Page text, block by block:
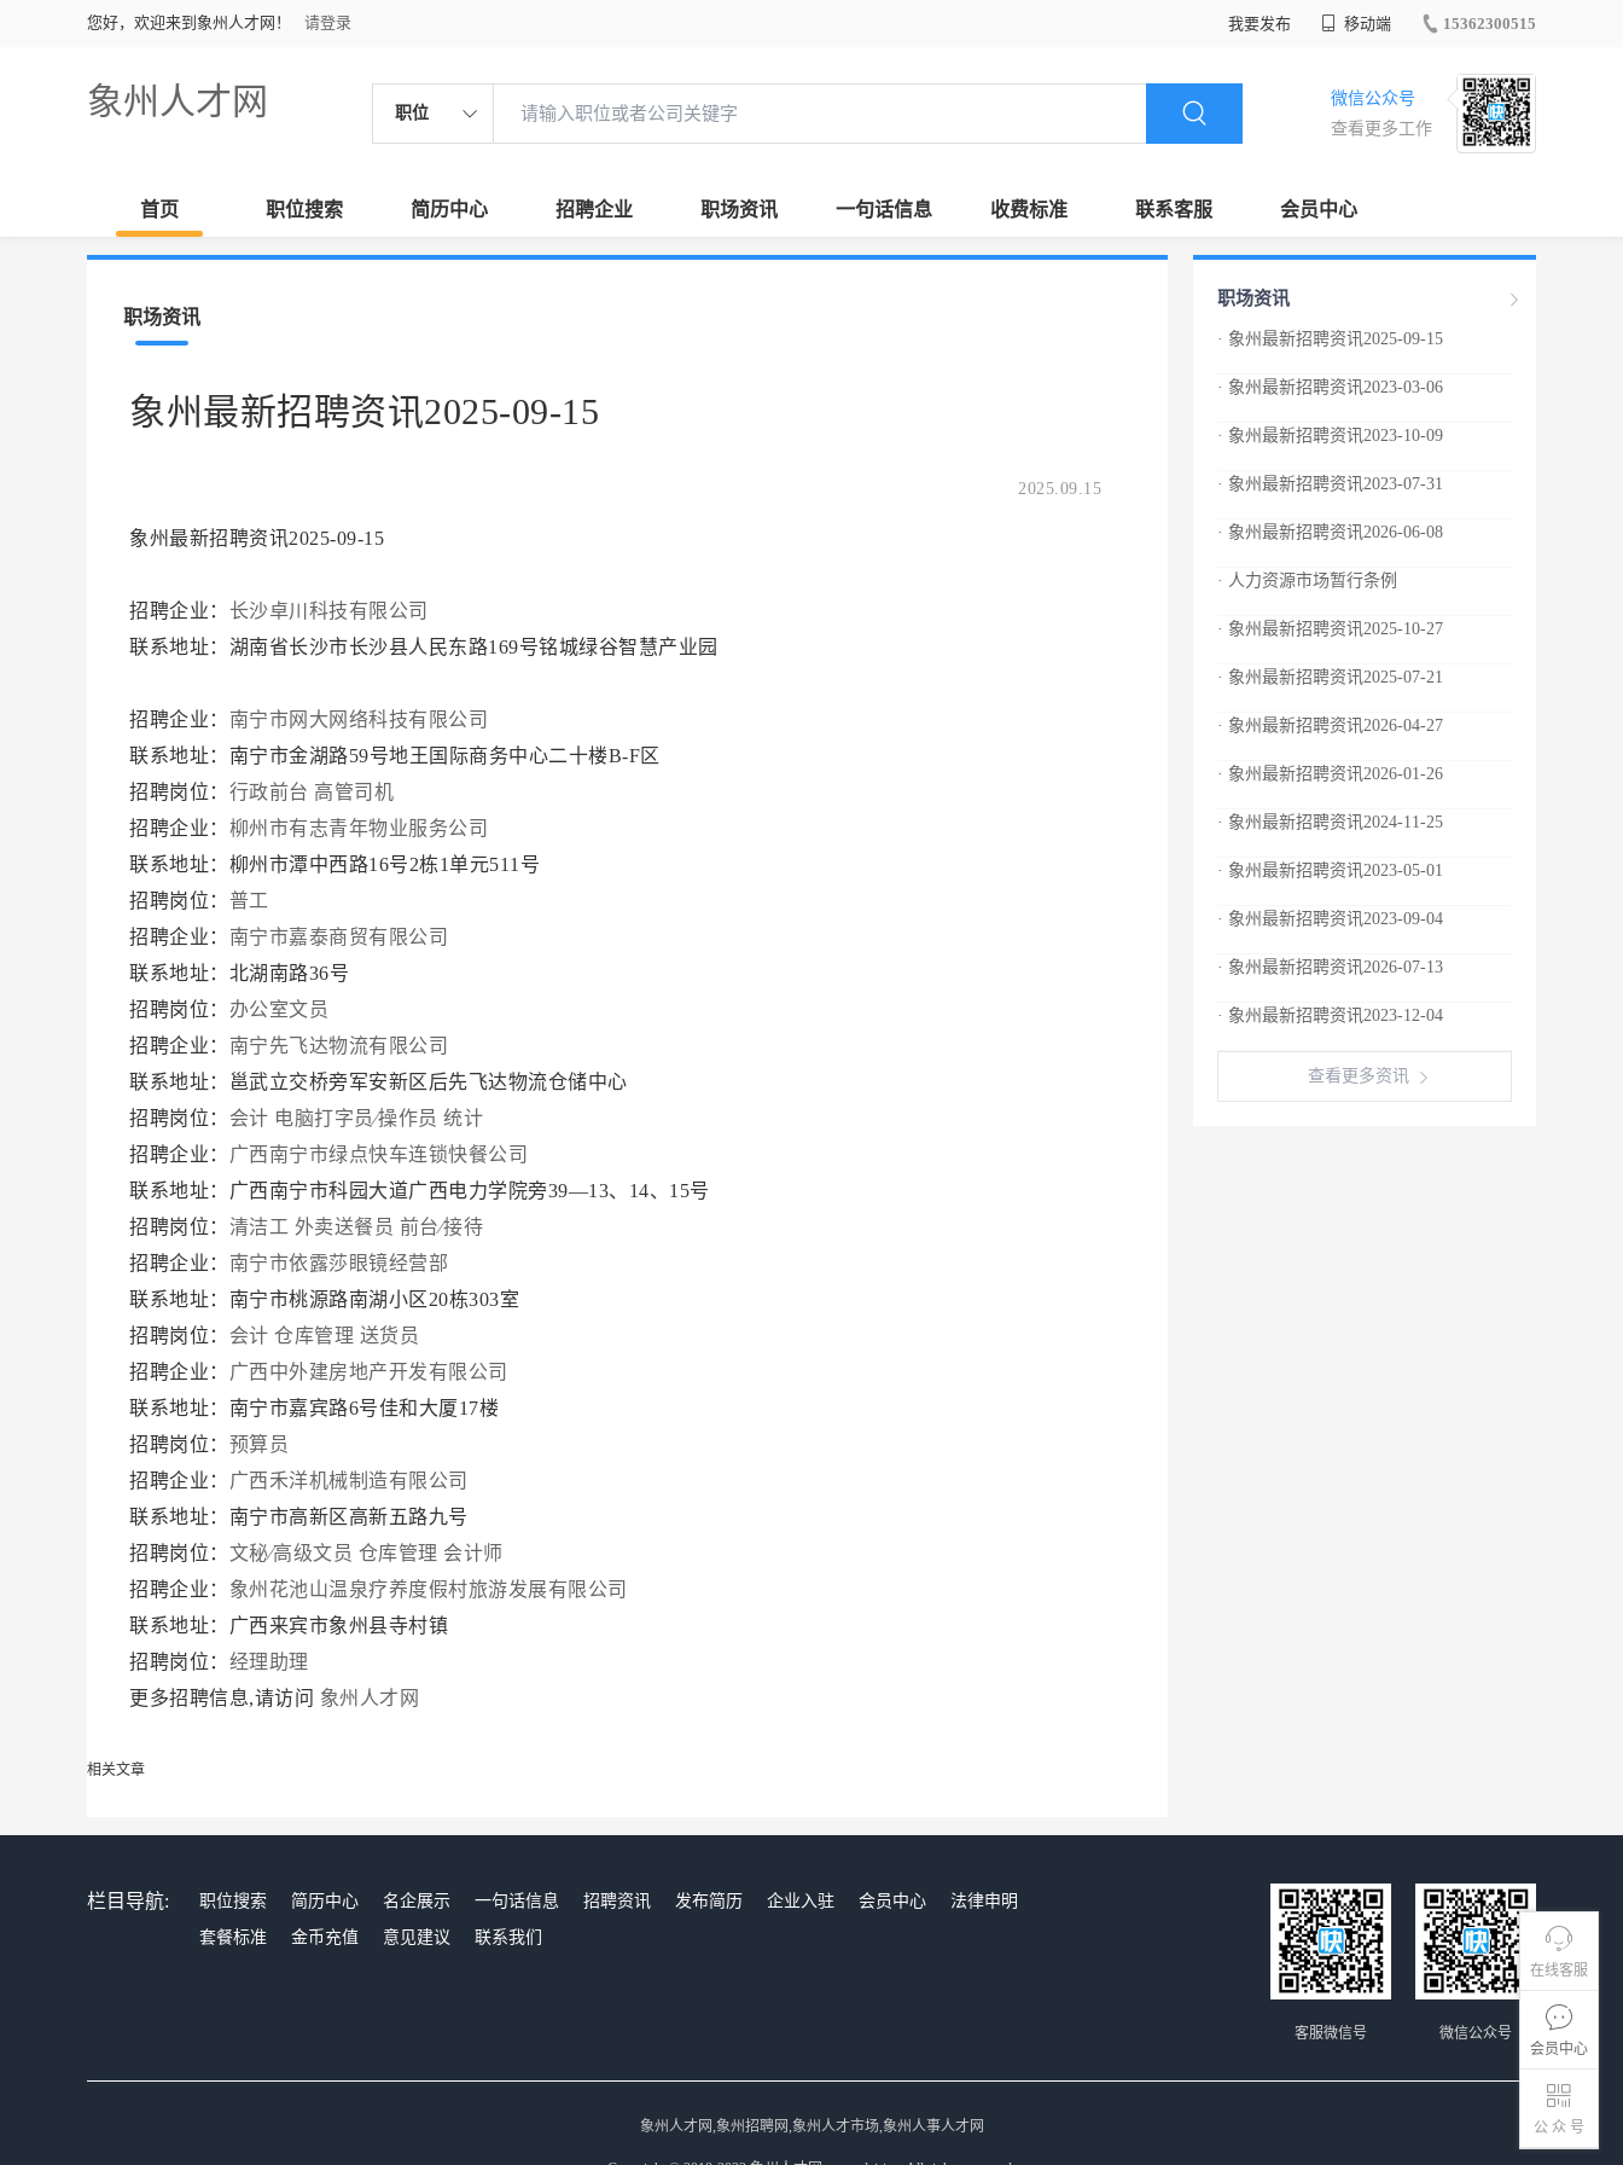
您好，欢迎来到象州人才网！ 请登录 我要发布 移动端 15362300515
象州人才网 职位
微信公众号
查看更多工作
首页 职位搜索 简历中心 招聘企业 职场资讯 一句话信息 收费标准 联系客服 会员中心
在线客服
会员中心
公 众 号
职场资讯
象州最新招聘资讯2025-09-15
2025.09.15
象州最新招聘资讯2025-09-15
招聘企业： 长沙卓川科技有限公司
联系地址：湖南省长沙市长沙县人民东路169号铭城绿谷智慧产业园
招聘企业： 南宁市网大网络科技有限公司
联系地址：南宁市金湖路59号地王国际商务中心二十楼B-F区
招聘岗位： 行政前台 高管司机
招聘企业： 柳州市有志青年物业服务公司
联系地址：柳州市潭中西路16号2栋1单元511号
招聘岗位： 普工
招聘企业： 南宁市嘉泰商贸有限公司
联系地址：北湖南路36号
招聘岗位： 办公室文员
招聘企业： 南宁先飞达物流有限公司
联系地址：邕武立交桥旁军安新区后先飞达物流仓储中心
招聘岗位： 会计 电脑打字员∕操作员 统计
招聘企业： 广西南宁市绿点快车连锁快餐公司
联系地址：广西南宁市科园大道广西电力学院旁39—13、14、15号
招聘岗位： 清洁工 外卖送餐员 前台∕接待
招聘企业： 南宁市依露莎眼镜经营部
联系地址：南宁市桃源路南湖小区20栋303室
招聘岗位： 会计 仓库管理 送货员
招聘企业： 广西中外建房地产开发有限公司
联系地址：南宁市嘉宾路6号佳和大厦17楼
招聘岗位： 预算员
招聘企业： 广西禾洋机械制造有限公司
联系地址：南宁市高新区高新五路九号
招聘岗位： 文秘∕高级文员 仓库管理 会计师
招聘企业： 象州花池山温泉疗养度假村旅游发展有限公司
联系地址：广西来宾市象州县寺村镇
招聘岗位： 经理助理
更多招聘信息,请访问 象州人才网
相关文章
职场资讯
· 象州最新招聘资讯2025-09-15
· 象州最新招聘资讯2023-03-06
· 象州最新招聘资讯2023-10-09
· 象州最新招聘资讯2023-07-31
· 象州最新招聘资讯2026-06-08
· 人力资源市场暂行条例
· 象州最新招聘资讯2025-10-27
· 象州最新招聘资讯2025-07-21
· 象州最新招聘资讯2026-04-27
· 象州最新招聘资讯2026-01-26
· 象州最新招聘资讯2024-11-25
· 象州最新招聘资讯2023-05-01
· 象州最新招聘资讯2023-09-04
· 象州最新招聘资讯2026-07-13
· 象州最新招聘资讯2023-12-04
查看更多资讯
栏目导航: 职位搜索 简历中心 名企展示 一句话信息 招聘资讯 发布简历 企业入驻 会员中心
法律申明
套餐标准
金币充值 意见建议 联系我们
微信公众号
客服微信号
象州人才网,象州招聘网,象州人才市场,象州人事人才网